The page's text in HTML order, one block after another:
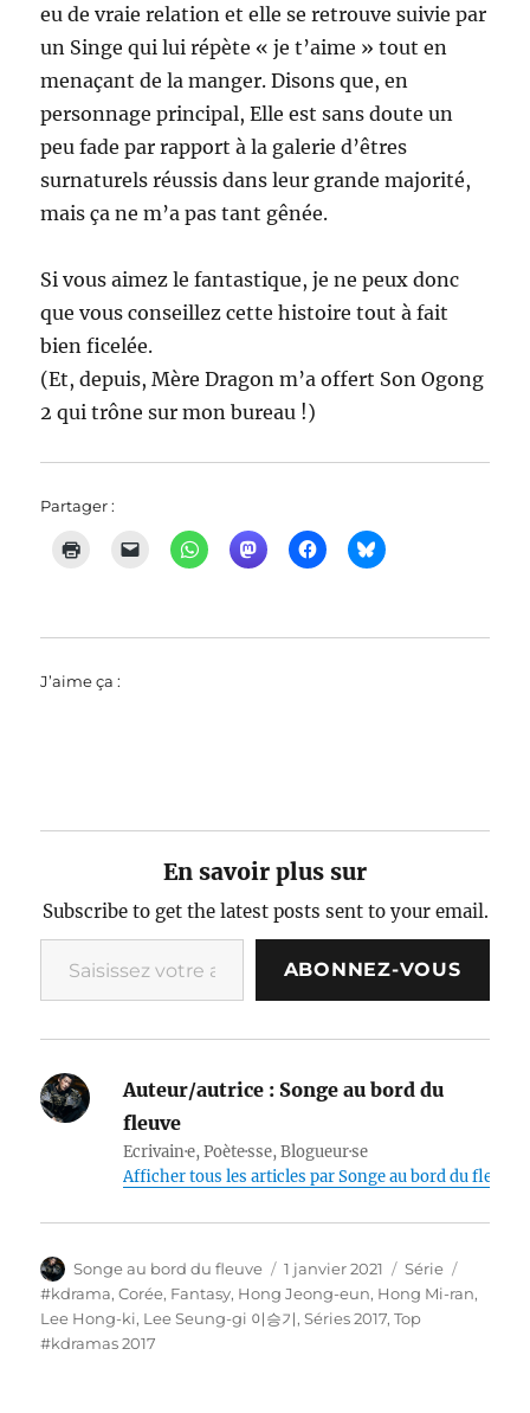
eu de vraie relation et elle se retrouve suivie par
un Singe qui lui répète « je t’aime » tout en
menaçant de la manger. Disons que, en
personnage principal, Elle est sans doute un
peu fade par rapport à la galerie d’êtres
surnaturels réussis dans leur grande majorité,
mais ça ne m’a pas tant gênée.
Si vous aimez le fantastique, je ne peux donc
que vous conseillez cette histoire tout à fait
bien ficelée.
(Et, depuis, Mère Dragon m’a offert Son Ogong
2 qui trône sur mon bureau !)
Partager :
J’aime ça :
En savoir plus sur
Subscribe to get the latest posts sent to your email.
Saisissez votre adresse e-mail…
ABONNEZ-VOUS
Auteur/autrice : Songe au bord du
fleuve
Ecrivain·e, Poète·sse, Blogueur·se
Afficher tous les articles par Songe au bord du fleuve
Auteur
Songe au bord du fleuve
Publié
le
1 janvier 2021 Catégories
Série
#kdrama,Corée, Fantasy, Hong Jeong-eun, Hong Mi-ran,
Lee Hong-ki, Lee Seung-gi 이승기,Séries 2017,Top
#kdramas 2017